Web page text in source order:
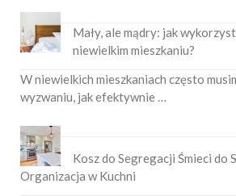
Mały, ale mądry: jak
niewielkim mieszkaniu?
W niewielkich mieszkaniach często
wyzwaniu, jak efektywnie …
Kosz do Segregacji Śmieci do
Organizacja w Kuchni